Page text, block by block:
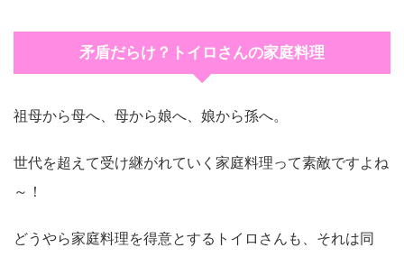
矛盾だらけ？トイロさんの家庭料理
祖母から母へ、母から娘へ、娘から孫へ。
世代を超えて受け継がれていく家庭料理って素敵ですよね
～！
どうやら家庭料理を得意とするトイロさんも、それは同